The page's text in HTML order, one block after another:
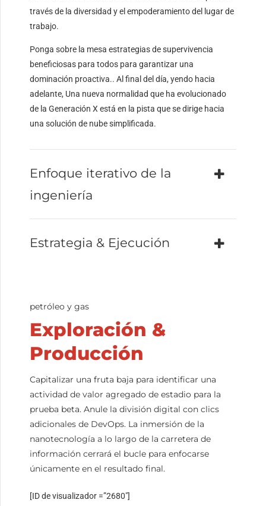
través de la diversidad y el empoderamiento del lugar de
trabajo.
Ponga sobre la mesa estrategias de supervivencia
beneficiosas para todos para garantizar una
dominación proactiva.. Al final del día, yendo hacia
adelante, Una nueva normalidad que ha evolucionado
de la Generación X está en la pista que se dirige hacia
una solución de nube simplificada.
Enfoque iterativo de la
ingeniería
Estrategia & Ejecución
petróleo y gas
Exploración &
Producción
Capitalizar una fruta baja para identificar una
actividad de valor agregado de estadio para la
prueba beta. Anule la división digital con clics
adicionales de DevOps. La inmersión de la
nanotecnología a lo largo de la carretera de
información cerrará el bucle para enfocarse
únicamente en el resultado final.
[ID de visualizador =”2680″]